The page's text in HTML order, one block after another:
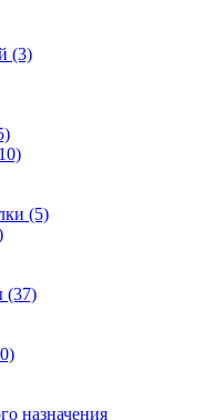
(3)
(5)
(37)
назначения